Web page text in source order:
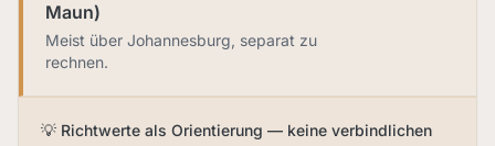
Maun)
Meist über Johannesburg, separat zu
rechnen.
💡 Richtwerte als Orientierung — keine verbindlichen